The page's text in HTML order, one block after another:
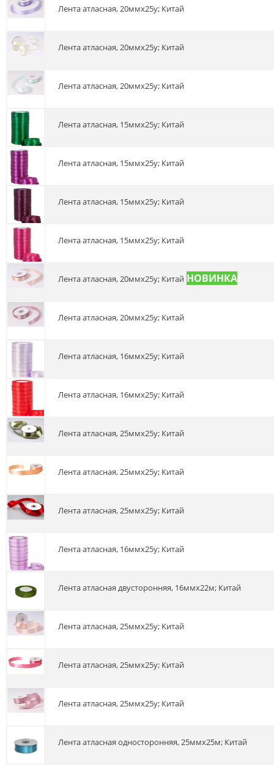
Лента атласная, 20ммх25y; Китай
Лента атласная, 20ммх25y; Китай
Лента атласная, 20ммх25y; Китай
Лента атласная, 15ммх25у; Китай
Лента атласная, 15ммх25у; Китай
Лента атласная, 15ммх25у; Китай
Лента атласная, 15ммх25у; Китай
Лента атласная, 20ммх25y; Китай
Лента атласная, 20ммх25y; Китай
Лента атласная, 16ммх25у; Китай
Лента атласная, 16ммх25у; Китай
Лента атласная, 25ммх25y; Китай
Лента атласная, 25ммх25y; Китай
Лента атласная, 25ммх25y; Китай
Лента атласная, 16ммх25у; Китай
Лента атласная двусторонняя, 16ммх22м; Китай
Лента атласная, 25ммх25y; Китай
Лента атласная, 25ммх25y; Китай
Лента атласная, 25ммх25y; Китай
Лента атласная односторонняя, 25ммх25м; Китай